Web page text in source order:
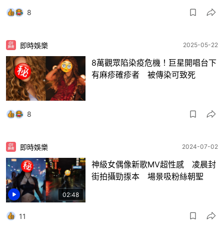
8
即時娛樂 2025-05-22
8萬觀眾陷染疫危機！巨星開唱台下
有麻疹確疹者 被傳染可致死
8
02:48
即時娛樂 2024-07-02
神級女偶像新歌MV超性感 凌晨封
街拍攝勁揼本 場景吸粉絲朝聖
11